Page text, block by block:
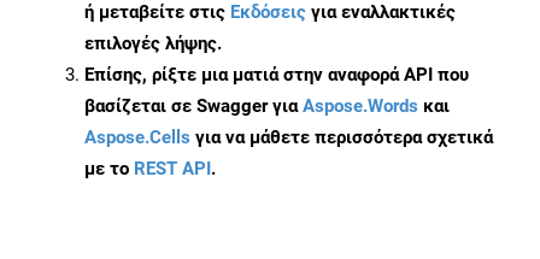
ή μεταβείτε στις Εκδόσεις για εναλλακτικές
επιλογές λήψης.
Επίσης, ρίξτε μια ματιά στην αναφορά API που
βασίζεται σε Swagger γιαAspose.Words και
Aspose.Cells για να μάθετε περισσότερα σχετικά
με το REST API.